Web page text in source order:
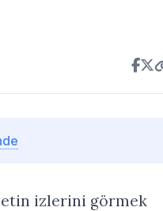
izlerini görmek